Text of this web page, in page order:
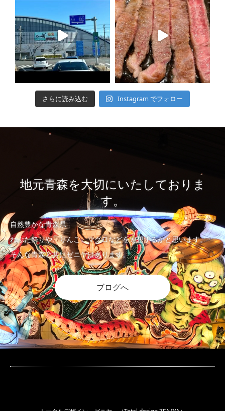
さらに読み込む Instagram でフォロー
地元青森を大切にいたしておりま
す。
自然豊かな青森県
ねぶた祭りや、りんご、マグロなどを連想するかと思います。
そんな青森と共にゼニヤはあります。
ブログへ